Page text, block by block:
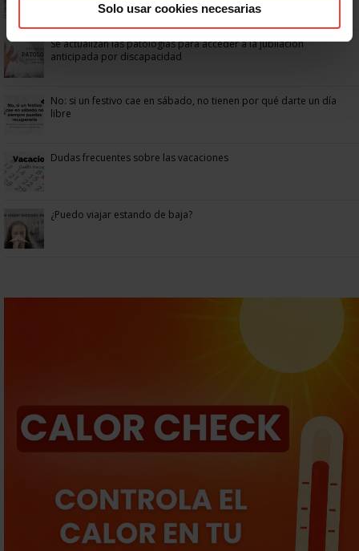
Solo usar cookies necesarias
Se actualizan las patologías para acceder a la jubilación
anticipada por discapacidad
No: si un festivo cae en sábado, no tienen por qué darte un día
libre
Dudas frecuentes sobre las vacaciones
¿Puedo viajar estando de baja?